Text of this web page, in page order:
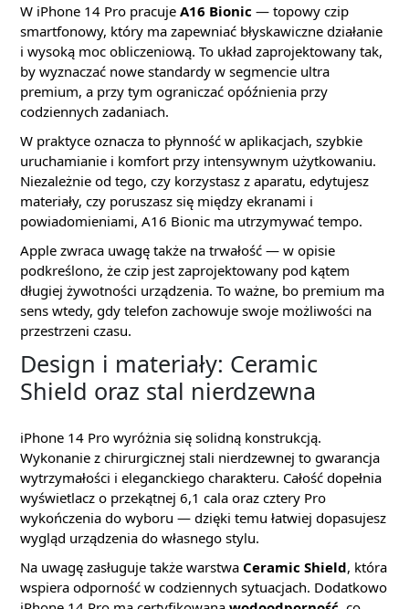
W iPhone 14 Pro pracuje A16 Bionic — topowy czip
smartfonowy, który ma zapewniać błyskawiczne działanie
i wysoką moc obliczeniową. To układ zaprojektowany tak,
by wyznaczać nowe standardy w segmencie ultra
premium, a przy tym ograniczać opóźnienia przy
codziennych zadaniach.
W praktyce oznacza to płynność w aplikacjach, szybkie
uruchamianie i komfort przy intensywnym użytkowaniu.
Niezależnie od tego, czy korzystasz z aparatu, edytujesz
materiały, czy poruszasz się między ekranami i
powiadomieniami, A16 Bionic ma utrzymywać tempo.
Apple zwraca uwagę także na trwałość — w opisie
podkreślono, że czip jest zaprojektowany pod kątem
długiej żywotności urządzenia. To ważne, bo premium ma
sens wtedy, gdy telefon zachowuje swoje możliwości na
przestrzeni czasu.
Design i materiały: Ceramic
Shield oraz stal nierdzewna
iPhone 14 Pro wyróżnia się solidną konstrukcją.
Wykonanie z chirurgicznej stali nierdzewnej to gwarancja
wytrzymałości i eleganckiego charakteru. Całość dopełnia
wyświetlacz o przekątnej 6,1 cala oraz cztery Pro
wykończenia do wyboru — dzięki temu łatwiej dopasujesz
wygląd urządzenia do własnego stylu.
Na uwagę zasługuje także warstwa Ceramic Shield, która
wspiera odporność w codziennych sytuacjach. Dodatkowo